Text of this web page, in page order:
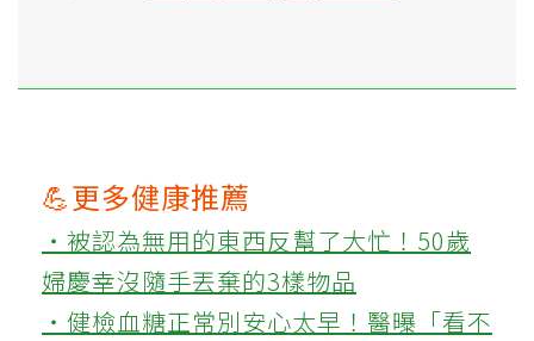
💪更多健康推薦
‧被認為無用的東西反幫了大忙！50歲
婦慶幸沒隨手丟棄的3樣物品
‧健檢血糖正常別安心太早！醫曝「看不